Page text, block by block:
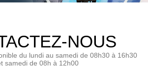
NOUS
du lundi au samedi de 08h30 à 16h30
samedi de 08h à 12h00